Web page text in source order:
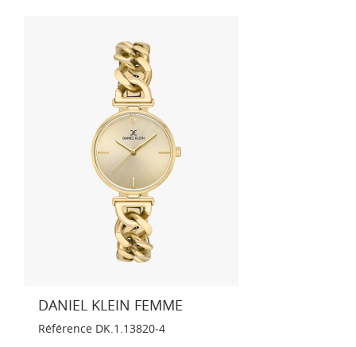
DANIEL KLEIN FEMME
Référence DK.1.13820-4